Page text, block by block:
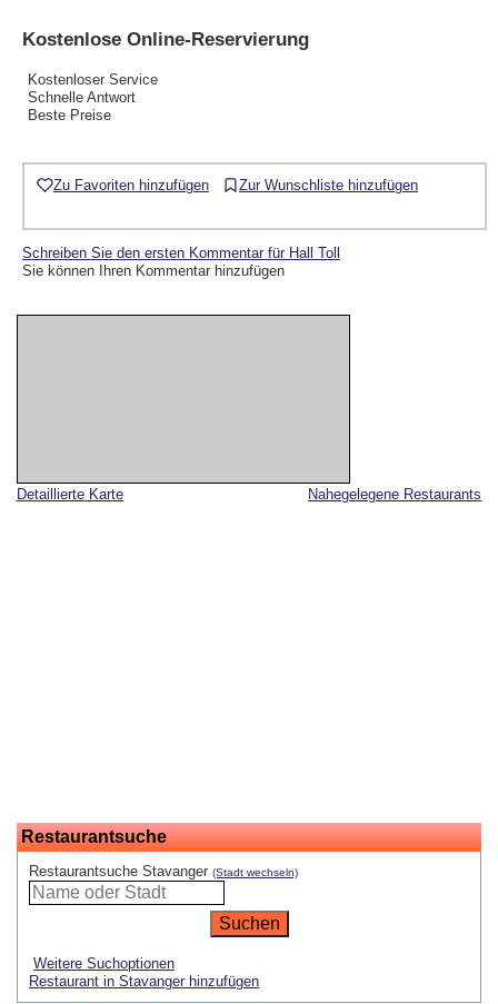
Nahegelegene Restaurants
Detaillierte Karte
Restaurantsuche
Restaurantsuche Stavanger (Stadt wechseln)
Weitere Suchoptionen
Restaurant in Stavanger hinzufügen
Kostenlose Online-Reservierung
Kostenloser Service
Schnelle Antwort
Beste Preise
Zu Favoriten hinzufügen Zur Wunschliste hinzufügen
Schreiben Sie den ersten Kommentar für Hall Toll
Sie können Ihren Kommentar hinzufügen